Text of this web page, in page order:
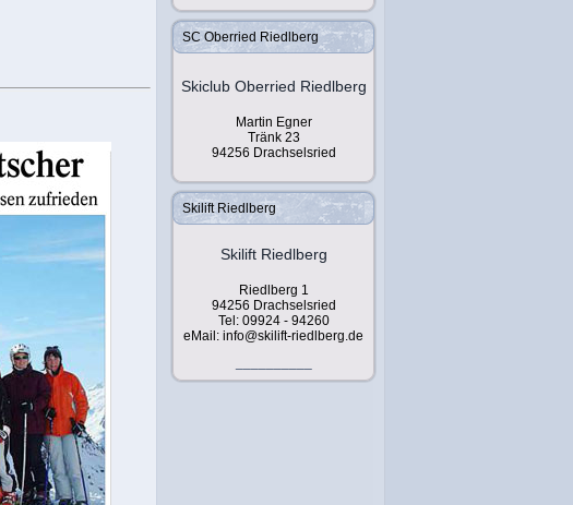
SC Oberried Riedlberg
Skiclub Oberried Riedlberg
Martin Egner
Tränk 23
94256 Drachselsried
Skilift Riedlberg
Skilift Riedlberg
Riedlberg 1
94256 Drachselsried
Tel: 09924 - 94260
eMail: info@skilift-riedlberg.de